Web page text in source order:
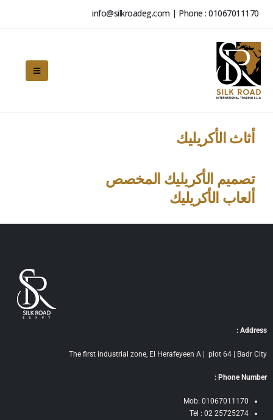
أثاث الأكريليك
تصميم الأكريليك المخصص
ألعاب الأكريليك
Address :
The first industrial zone, El Herafeyeen A | plot 64 | Badr City
Phone Number :
Mob: 01067011170
Tel : 02 25725274